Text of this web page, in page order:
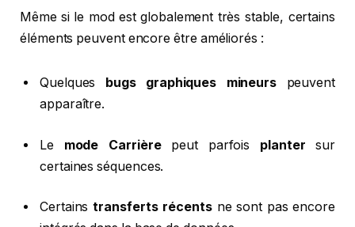
Même si le mod est globalement très stable, certains
éléments peuvent encore être améliorés :
Quelques bugs graphiques mineurs peuvent
apparaître.
Le mode Carrièrepeut parfois planter sur
certaines séquences.
Certainstransferts récentsne sont pas encore